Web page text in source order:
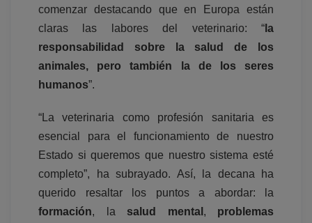
comenzar destacando que en Europa están
claras las labores del veterinario: “ la
responsabilidad sobre la salud de los
animales, pero también la de los seres
humanos”.
“La veterinaria como profesión sanitaria es
esencial para el funcionamiento de nuestro
Estado si queremos que nuestro sistema esté
completo”, ha subrayado. Así, la decana ha
querido resaltar los puntos a abordar: la
formación, la salud mental , problemas